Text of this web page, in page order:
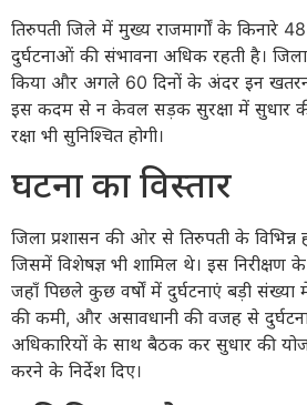
तिरुपती जिले में मुख्य राजमार्गों के किनारे
दुर्घटनाओं की संभावना अधिक रहती है।
किया और अगले 60 दिनों के अंदर इन
इस कदम से न केवल सड़क सुरक्षा में सुधार
रक्षा भी सुनिश्चित होगी।
घटना का विस्तार
जिला प्रशासन की ओर से तिरुपती के विभिन्न
जिसमें विशेषज्ञ भी शामिल थे। इस निरीक्षण
जहाँ पिछले कुछ वर्षों में दुर्घटनाएं बड़ी
की कमी, और असावधानी की वजह से
अधिकारियों के साथ बैठक कर सुधार की
करने के निर्देश दिए।